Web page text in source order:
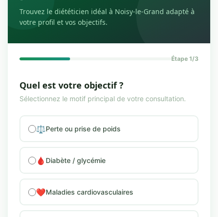
Trouvez le diététicien idéal à Noisy-le-Grand adapté à
votre profil et vos objectifs.
Étape 1/3
Quel est votre objectif ?
Sélectionnez le motif principal de votre consultation.
⚖️Perte ou prise de poids
🩸 Diabète / glycémie
❤️Maladies cardiovasculaires